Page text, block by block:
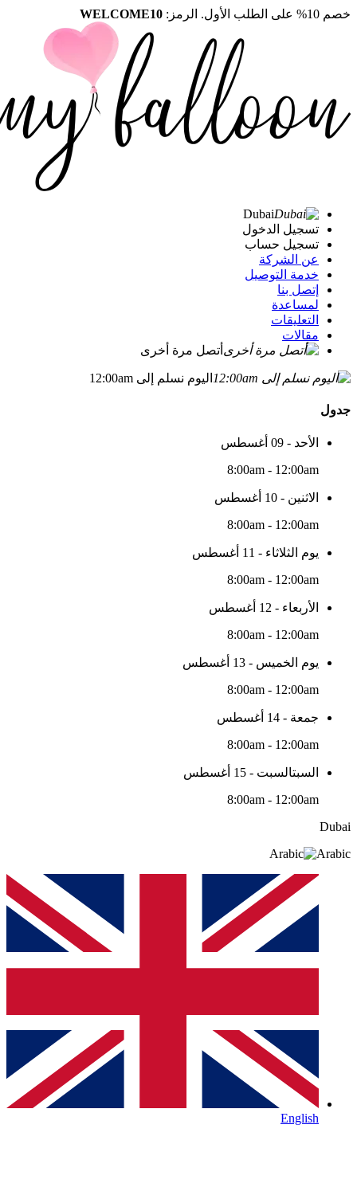
خصم 10% على الطلب الأول. الرمز: WELCOME10
Dubai
تسجيل الدخول
تسجيل حساب
عن الشركة
خدمة التوصيل
إتصل بنا
لمساعدة
التعليقات
مقالات
أتصل مرة أخرى
اليوم نسلم إلى 12:00am
جدول
الأحد - 09 أغسطس
8:00am - 12:00am
الاثنين - 10 أغسطس
8:00am - 12:00am
يوم الثلاثاء - 11 أغسطس
8:00am - 12:00am
الأربعاء - 12 أغسطس
8:00am - 12:00am
يوم الخميس - 13 أغسطس
8:00am - 12:00am
جمعة - 14 أغسطس
8:00am - 12:00am
السبتالسبت - 15 أغسطس
8:00am - 12:00am
Dubai
Arabic
English